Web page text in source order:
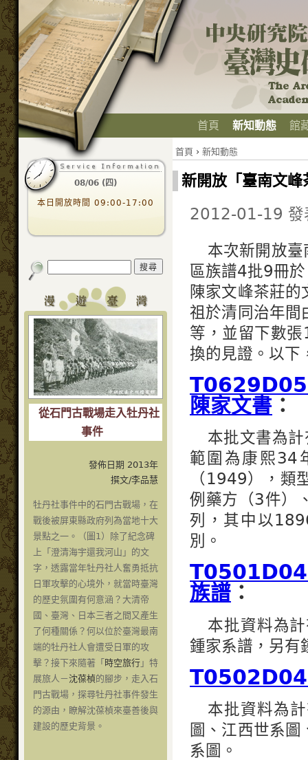
首頁 新知動態 館
08/06 (四)
本日開放時間 09:00-17:00
從石門古戰場走入牡丹社
事件
發佈日期 2013年
撰文/李品慧
牡丹社事件中的石門古戰場，在
戰後被屏東縣政府列為當地十大
景點之一。（圖1）除了紀念碑
上「澄清海宇還我河山」的文
字，透露當年牡丹社人奮勇抵抗
日軍攻擊的心境外，就當時臺灣
的歷史氛圍有何意涵？大清帝
國、臺灣、日本三者之間又產生
了何種關係？何以位於臺灣最南
端的牡丹社人會遭受日軍的攻
擊？接下來隨著「 時空旅行 」特
展旅人－ 沈葆楨的腳步，走入石
門古戰場，探尋牡丹社事件發生
的源由，瞭解沈葆楨來臺善後與
建設的歷史背景。
首頁 › 新知動態
新開放「臺南文
2012-01-19 發
本次新開放
區族譜4批9冊
陳家文峰茶莊
祖於清同治年間
等，並留下數
換的見證。以下
陳家文書 ：
本批文書為
範圍為康熙34
（1949），類
例藥方（3件）
列，其中以
別。
族譜 ：
本批資料為
鍾家系譜，另有
本批資料為
圖、江西世系
系圖。